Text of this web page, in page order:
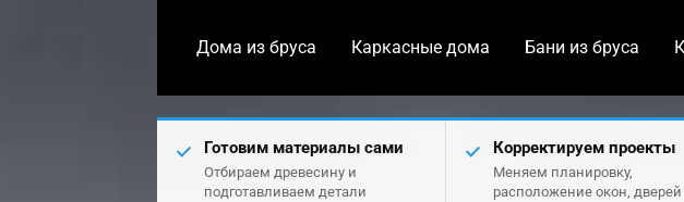
Дома из бруса Каркасные дома Бани из бруса
Готовим материалы сами
Отбираем древесину и
подготавливаем детали
Корректируем проекты
Меняем планировку,
расположение окон, дверей